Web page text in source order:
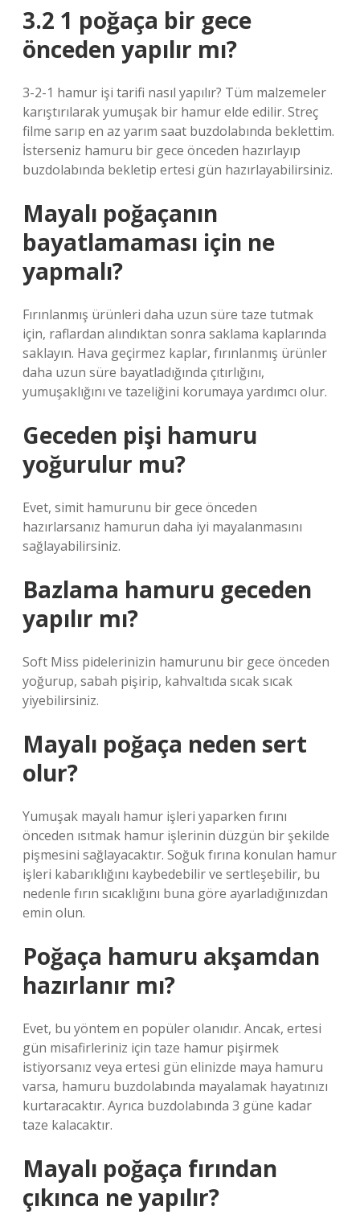
3.2 1 poğaça bir gece
önceden yapılır mı?
3-2-1 hamur işi tarifi nasıl yapılır? Tüm malzemeler
karıştırılarak yumuşak bir hamur elde edilir. Streç
filme sarıp en az yarım saat buzdolabında beklettim.
İsterseniz hamuru bir gece önceden hazırlayıp
buzdolabında bekletip ertesi gün hazırlayabilirsiniz.
Mayalı poğaçanın
bayatlamaması için ne
yapmalı?
Fırınlanmış ürünleri daha uzun süre taze tutmak
için, raflardan alındıktan sonra saklama kaplarında
saklayın. Hava geçirmez kaplar, fırınlanmış ürünler
daha uzun süre bayatladığında çıtırlığını,
yumuşaklığını ve tazeliğini korumaya yardımcı olur.
Geceden pişi hamuru
yoğurulur mu?
Evet, simit hamurunu bir gece önceden
hazırlarsanız hamurun daha iyi mayalanmasını
sağlayabilirsiniz.
Bazlama hamuru geceden
yapılır mı?
Soft Miss pidelerinizin hamurunu bir gece önceden
yoğurup, sabah pişirip, kahvaltıda sıcak sıcak
yiyebilirsiniz.
Mayalı poğaça neden sert
olur?
Yumuşak mayalı hamur işleri yaparken fırını
önceden ısıtmak hamur işlerinin düzgün bir şekilde
pişmesini sağlayacaktır. Soğuk fırına konulan hamur
işleri kabarıklığını kaybedebilir ve sertleşebilir, bu
nedenle fırın sıcaklığını buna göre ayarladığınızdan
emin olun.
Poğaça hamuru akşamdan
hazırlanır mı?
Evet, bu yöntem en popüler olanıdır. Ancak, ertesi
gün misafirleriniz için taze hamur pişirmek
istiyorsanız veya ertesi gün elinizde maya hamuru
varsa, hamuru buzdolabında mayalamak hayatınızı
kurtaracaktır. Ayrıca buzdolabında 3 güne kadar
taze kalacaktır.
Mayalı poğaça fırından
çıkınca ne yapılır?